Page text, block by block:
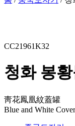
CC21961K32
청화 봉
靑花鳳凰紋蓋罐
Blue and White